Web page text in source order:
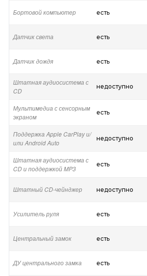
Бортовой компьютер есть
Датчик света есть
Датчик дождя есть
Штатная аудиосистема с
CD
недоступно
Мультимедиа с сенсорным
экраном
есть
Поддержка Apple CarPlay и/
или Android Auto
недоступно
Штатная аудиосистема с
CD и поддержкой MP3
есть
Штатный CD-чейнджер недоступно
Усилитель руля есть
Центральный замок есть
ДУ центрального замка есть